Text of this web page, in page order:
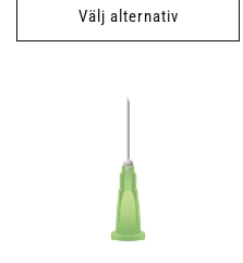
Välj alternativ